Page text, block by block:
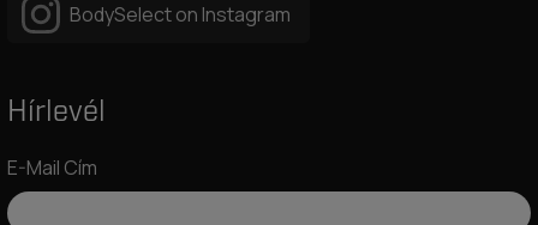
BodySelect on Instagram
Hírlevél
E-Mail Cím